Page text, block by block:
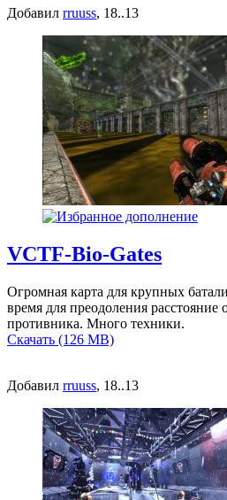
Добавил rruuss, 18..13
VCTF-Bio-Gates
Огромная карта для крупных
время для преодоления расстояние
противника. Много техники.
Скачать (126 MB)
Добавил rruuss, 18..13